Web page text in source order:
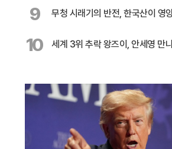
까지 연장
9 무청 시래기의 반전, 한국산이 영
10 세계 3위 추락 왕즈이, 안세영 만